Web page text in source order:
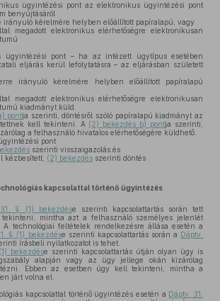
ügyintézési pont az elektronikus ügyintézési pont
benyújtásáról
irányuló kérelmére helyben előállított papíralapú, vagy
megadott elektronikus elérhetőségre elektronikusan
ügyintézési pont – ha az intézett ügytípus esetében
eljárás kerül lefolytatásra – az eljárásban született
irányuló kérelmére helyben előállított papíralapú
megadott elektronikus elérhetőségre elektronikusan
kiadmányt küld.
pontja szerinti, döntésről szóló papíralapú kiadmányt az
kell tekinteni. A (2) bekezdés b) pontja szerinti,
a felhasználó hivatalos elérhetőségére küldhető.
pont
szerinti visszaigazolás és
kézbesített, (2) bekezdés szerinti döntés
kapcsolattal történő ügyintézés
§ (1) bekezdése szerinti kapcsolattartás során tett
mintha azt a felhasználó személyes jelenlét
technológiai feltételek rendelkezésre állása esetén a
§ (1) bekezdése szerinti kapcsolattartás során a Dáptv.
írásbeli nyilatkozatot is tehet.
bekezdése szerinti kapcsolattartás útján olyan ügy is
alapján vagy az ügy jellege okán kizárólag
Ebben az esetben úgy kell tekinteni, mintha a
járt volna el.
kapcsolattal történő ügyintézés esetén a Dáptv. 31.